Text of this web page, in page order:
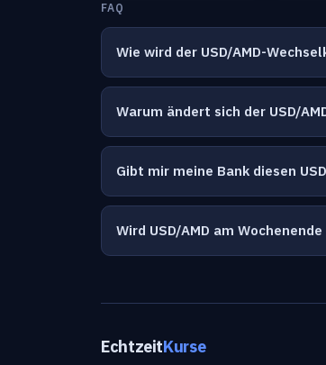
FAQ
Wie wird der USD/AMD-
Warum ändert sich der USD/
Gibt mir meine Bank diesen
Wird USD/AMD am
EchtzeitKurse